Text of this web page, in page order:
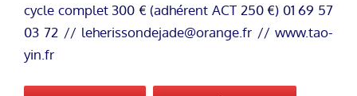
cycle complet 300 € (adhérent ACT 250 €) 01 69 57
03 72 // leherissondejade@orange.fr // www.tao-
yin.fr